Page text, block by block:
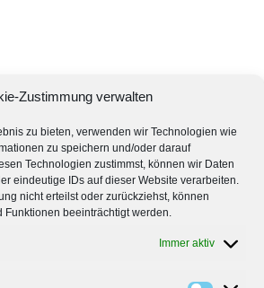
Zustimmung verwalten
zu bieten, verwenden wir Technologien wie
zu speichern und/oder darauf
Technologien zustimmst, können wir Daten
eindeutige IDs auf dieser Website verarbeiten.
nicht erteilst oder zurückziehst, können
Funktionen beeinträchtigt werden.
Immer aktiv